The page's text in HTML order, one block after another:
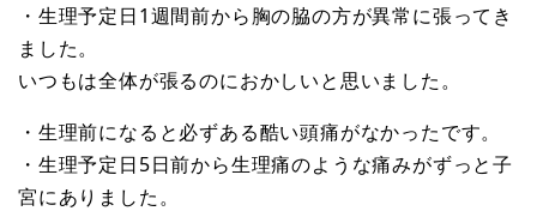
・生理予定日1週間前から胸の脇の方が異常に張ってき
ました。
いつもは全体が張るのにおかしいと思いました。
・生理前になると必ずある酷い頭痛がなかったです。
・生理予定日5日前から生理痛のような痛みがずっと子
宮にありました。